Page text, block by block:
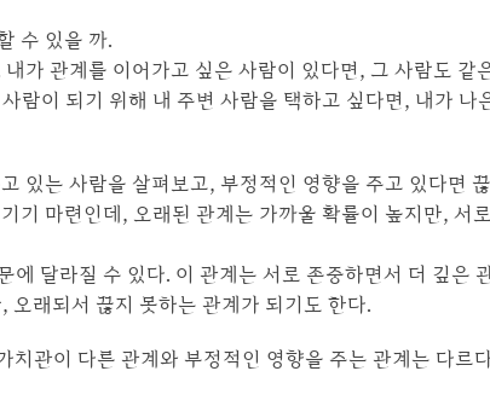
수 있을 까.
가 관계를 이어가고 싶은 사람이 있다면, 그 사람도 같
람이 되기 위해 내 주변 사람을 택하고 싶다면, 내가 나
있는 사람을 살펴보고, 부정적인 영향을 주고 있다면
기 마련인데, 오래된 관계는 가까울 확률이 높지만, 서
에 달라질 수 있다. 이 관계는 서로 존중하면서 더 깊은
오래되서 끊지 못하는 관계가 되기도 한다.
치관이 다른 관계와 부정적인 영향을 주는 관계는 다르